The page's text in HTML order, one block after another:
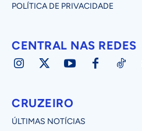
POLÍTICA DE PRIVACIDADE
CENTRAL NAS REDES
CRUZEIRO
ÚLTIMAS NOTÍCIAS